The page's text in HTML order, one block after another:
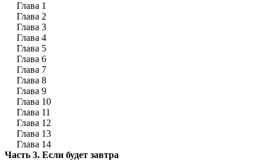
Глава 1
Глава 2
Глава 3
Глава 4
Глава 5
Глава 6
Глава 7
Глава 8
Глава 9
Глава 10
Глава 11
Глава 12
Глава 13
Глава 14
Часть 3. Если будет завтра